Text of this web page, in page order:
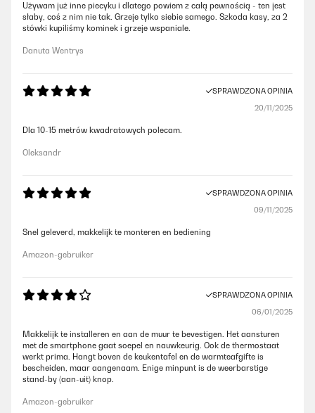
Używam już inne piecyku i dlatego powiem z całą pewnością - ten jest
słaby, coś z nim nie tak. Grzeje tylko siebie samego. Szkoda kasy, za 2
stówki kupiliśmy kominek i grzeje wspaniale.
Danuta Wentrys
SPRAWDZONA OPINIA
20/11/2025
Dla 10-15 metrów kwadratowych polecam.
Oleksandr
SPRAWDZONA OPINIA
09/11/2025
Snel geleverd, makkelijk te monteren en bediening
Amazon-gebruiker
SPRAWDZONA OPINIA
06/01/2025
Makkelijk te installeren en aan de muur te bevestigen. Het aansturen
met de smartphone gaat soepel en nauwkeurig. Ook de thermostaat
werkt prima. Hangt boven de keukentafel en de warmteafgifte is
bescheiden, maar aangenaam. Enige minpunt is de weerbarstige
stand-by (aan-uit) knop.
Amazon-gebruiker